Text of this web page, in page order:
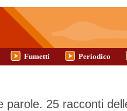
Fumetti Periodico
parole. 25 racconti